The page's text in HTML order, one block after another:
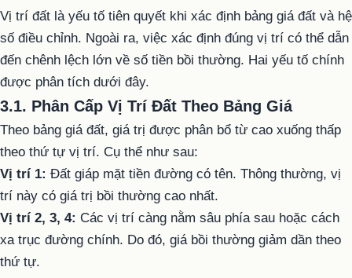
Vị trí đất là yếu tố tiên quyết khi xác định bảng giá đất và hệ
số điều chỉnh. Ngoài ra, việc xác định đúng vị trí có thể dẫn
đến chênh lệch lớn về số tiền bồi thường. Hai yếu tố chính
được phân tích dưới đây.
3.1. Phân Cấp Vị Trí Đất Theo Bảng Giá
Theo bảng giá đất, giá trị được phân bổ từ cao xuống thấp
theo thứ tự vị trí. Cụ thể như sau:
Vị trí 1: Đất giáp mặt tiền đường có tên. Thông thường, vị
trí này có giá trị bồi thường cao nhất.
Vị trí 2, 3, 4: Các vị trí càng nằm sâu phía sau hoặc cách
xa trục đường chính. Do đó, giá bồi thường giảm dần theo
thứ tự.